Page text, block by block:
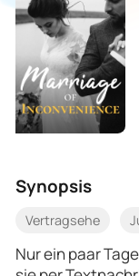
Synopsis
Vertragsehe
Nur ein paar